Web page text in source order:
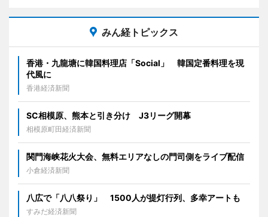
みん経トピックス
香港・九龍塘に韓国料理店「Social」 韓国定番料理を現
代風に
香港経済新聞
SC相模原、熊本と引き分け J3リーグ開幕
相模原町田経済新聞
関門海峡花火大会、無料エリアなしの門司側をライブ配信
小倉経済新聞
八広で「八八祭り」 1500人が提灯行列、多幸アートも
すみだ経済新聞